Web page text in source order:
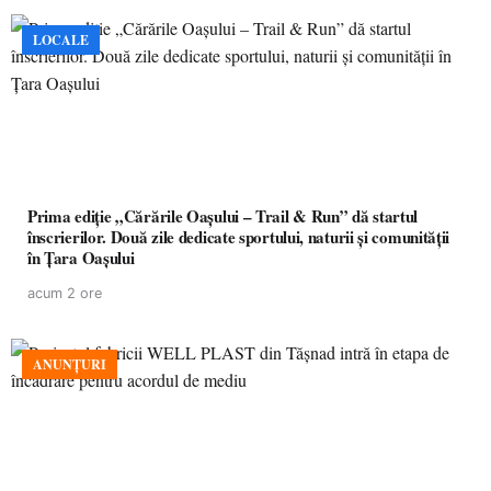
LOCALE
Prima ediție „Cărările Oașului – Trail & Run” dă startul
înscrierilor. Două zile dedicate sportului, naturii și comunității
în Țara Oașului
acum 2 ore
ANUNȚURI